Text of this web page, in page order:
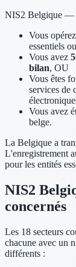
NIS2 Belgique —
Vous
essentiels
Vous avez
bilan, OU
Vous êtes
services de
Vous avez
belge.
La Belgique a
L'enregistrement
pour les entités
NIS2
concernés
Les 18 secteurs
chacune avec un
différents :